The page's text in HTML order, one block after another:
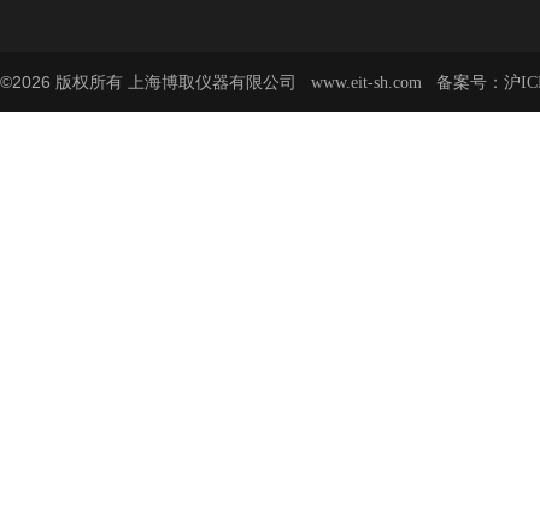
©2026 版权所有 上海博取仪器有限公司 www.eit-sh.com 备案号： 沪